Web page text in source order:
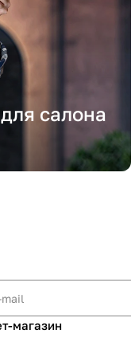
салона
магазин